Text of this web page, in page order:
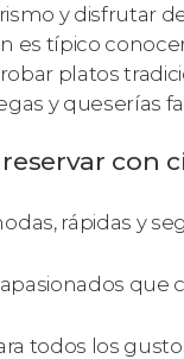
y disfrutar
es típico
platos
y queserías
con
rápidas y
que
todos los